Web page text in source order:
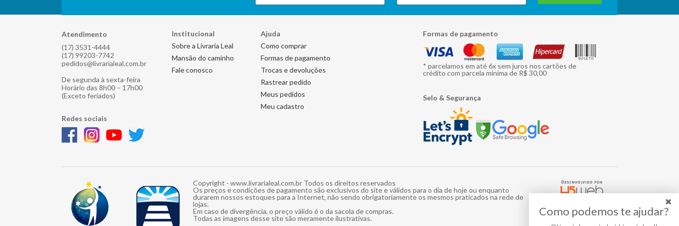
Atendimento
(17) 3531-4444
(17) 99203-7742
pedidos@livrarialeal.com.br
De segunda à sexta-feira
Horário das 8h00 – 17h00
(Exceto feriados)
Institucional
Sobre a Livraria Leal
Mansão do caminho
Fale conosco
Ajuda
Como comprar
Formas de pagamento
Trocas e devoluções
Rastrear pedido
Meus pedidos
Meu cadastro
Redes sociais
Formas de pagamento
* parcelamos em até 6x sem juros nos cartões de
crédito com parcela mínima de R$ 30,00
Selo & Segurança
Copyright - www.livrarialeal.com.br Todos os direitos reservados
Os preços e condições de pagamento são exclusivos do site e válidos para o dia de hoje ou enquanto
durarem nossos estoques para a Internet, não sendo obrigatoriamente os mesmos praticados na rede de
lojas.
Em caso de divergência, o preço válido é o da sacola de compras.
Todas as imagens desse site são meramente ilustrativas.
Como podemos te ajudar?